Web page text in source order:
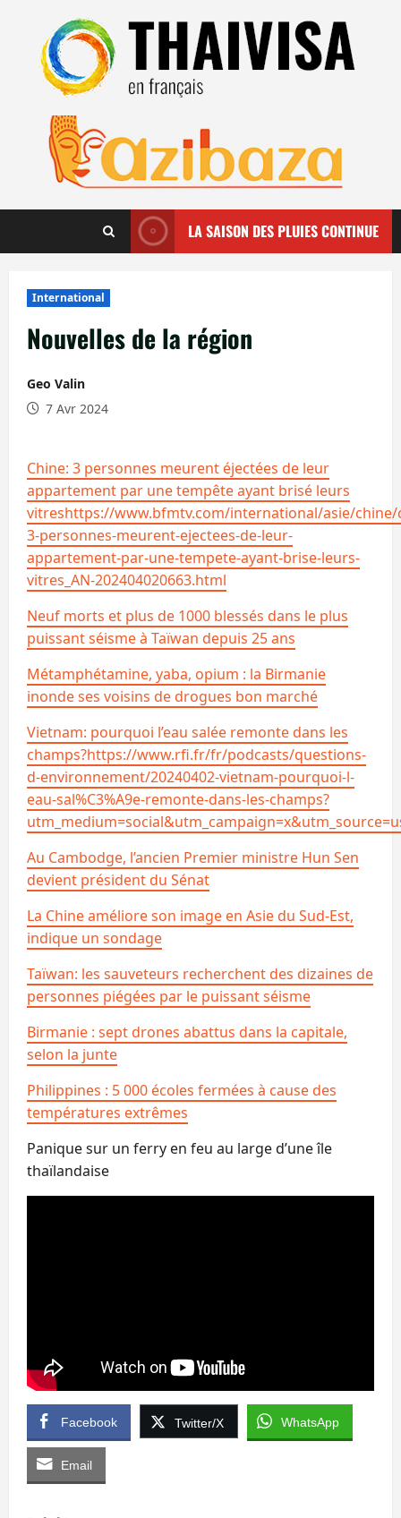
contenu
LA SAISON DES PLUIES CONTINUE
International
Nouvelles de la région
Geo Valin
7 Avr 2024
Chine: 3 personnes meurent éjectées de leur
appartement par une tempête ayant brisé leurs
vitreshttps://www.bfmtv.com/international/asie/chine/
3-personnes-meurent-ejectees-de-leur-
appartement-par-une-tempete-ayant-brise-leurs-
vitres_AN-202404020663.html
Neuf morts et plus de 1000 blessés dans le plus
puissant séisme à Taïwan depuis 25 ans
Métamphétamine, yaba, opium : la Birmanie
inonde ses voisins de drogues bon marché
Vietnam: pourquoi l’eau salée remonte dans les
champs?https://www.rfi.fr/fr/podcasts/questions-
d-environnement/20240402-vietnam-pourquoi-l-
eau-sal%C3%A9e-remonte-dans-les-champs?
Au Cambodge, l’ancien Premier ministre Hun Sen
devient président du Sénat
La Chine améliore son image en Asie du Sud-Est,
indique un sondage
Taïwan: les sauveteurs recherchent des dizaines de
personnes piégées par le puissant séisme
Birmanie : sept drones abattus dans la capitale,
selon la junte
Philippines : 5 000 écoles fermées à cause des
températures extrêmes
Panique sur un ferry en feu au large d’une île
thaïlandaise
Facebook Twitter/X WhatsApp
Email